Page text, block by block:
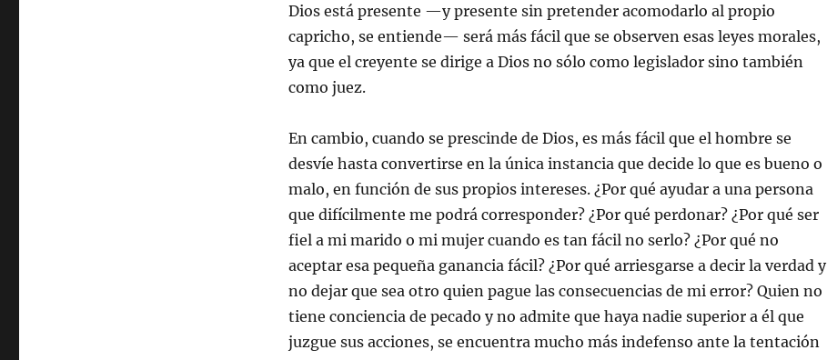
Dios está presente —y presente sin pretender acomodarlo al propio
capricho, se entiende— será más fácil que se observen esas leyes morales,
ya que el creyente se dirige a Dios no sólo como legislador sino también
como juez.
En cambio, cuando se prescinde de Dios, es más fácil que el hombre se
desvíe hasta convertirse en la única instancia que decide lo que es bueno o
malo, en función de sus propios intereses. ¿Por qué ayudar a una persona
que difícilmente me podrá corresponder? ¿Por qué perdonar? ¿Por qué ser
fiel a mi marido o mi mujer cuando es tan fácil no serlo? ¿Por qué no
aceptar esa pequeña ganancia fácil? ¿Por qué arriesgarse a decir la verdad y
no dejar que sea otro quien pague las consecuencias de mi error? Quien no
tiene conciencia de pecado y no admite que haya nadie superior a él que
juzgue sus acciones, se encuentra mucho más indefenso ante la tentación